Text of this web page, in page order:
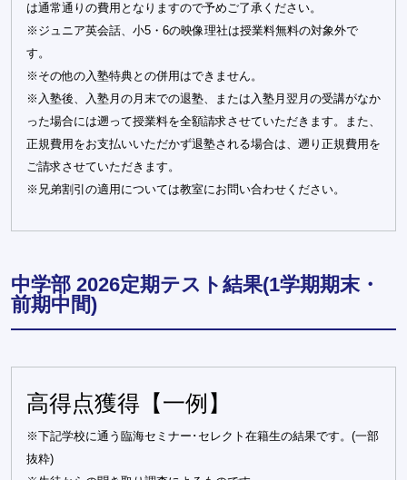
は通常通りの費用となりますので予めご了承ください。
※ジュニア英会話、小5・6の映像理社は授業料無料の対象外で
す。
※その他の入塾特典との併用はできません。
※入塾後、入塾月の月末での退塾、または入塾月翌月の受講がなか
った場合には遡って授業料を全額請求させていただきます。また、
正規費用をお支払いいただかず退塾される場合は、遡り正規費用を
ご請求させていただきます。
※兄弟割引の適用については教室にお問い合わせください。
中学部 2026定期テスト結果(1学期期末・
前期中間)
高得点獲得【一例】
※下記学校に通う臨海セミナー･セレクト在籍生の結果です。(一部
抜粋)